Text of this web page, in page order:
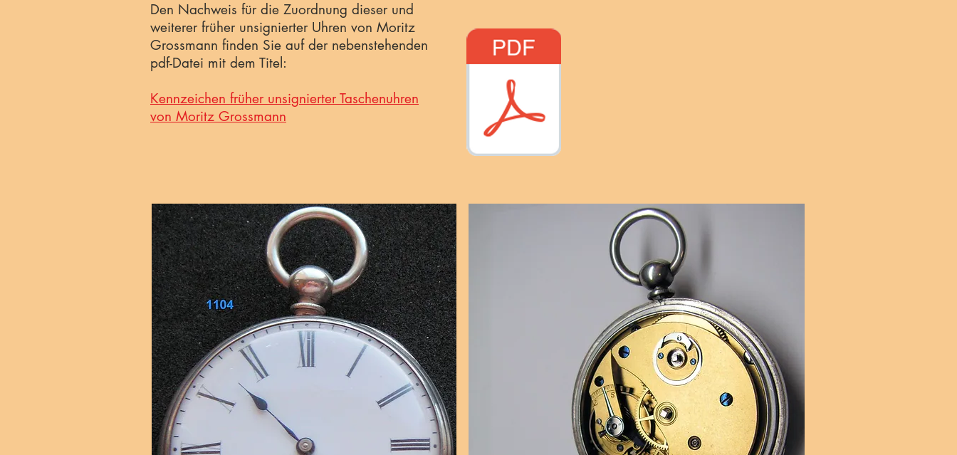
Den Nachweis für die Zuordnung dieser und
weiterer früher unsignierter Uhren von Moritz
Grossmann finden Sie auf der nebenstehenden
pdf-Datei mit dem Titel:
Kennzeichen früher unsignierter Taschenuhren
von Moritz Grossmann